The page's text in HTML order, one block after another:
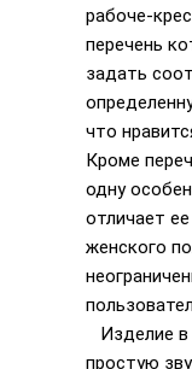
рабоче-
перечень
задать
что
Кроме
одну
отличает
женского
Изделие в
простую